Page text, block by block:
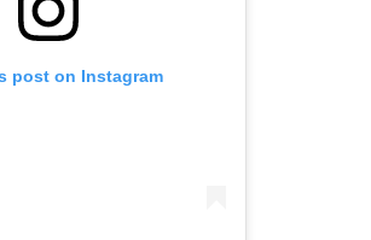
post on Instagram